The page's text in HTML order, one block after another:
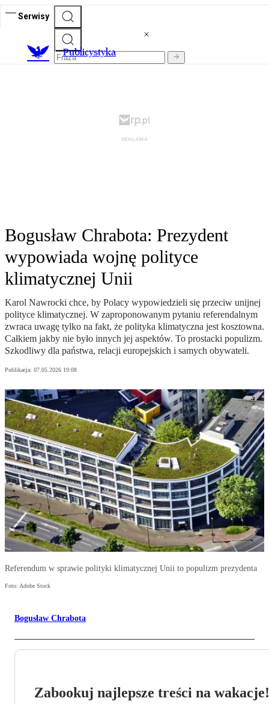
Serwisy
Publicystyka
Bogusław Chrabota: Prezydent
wypowiada wojnę polityce
klimatycznej Unii
Karol Nawrocki chce, by Polacy wypowiedzieli się przeciw unijnej
polityce klimatycznej. W zaproponowanym pytaniu referendalnym
zwraca uwagę tylko na fakt, że polityka klimatyczna jest kosztowna.
Całkiem jakby nie było innych jej aspektów. To prostacki populizm.
Szkodliwy dla państwa, relacji europejskich i samych obywateli.
Publikacja: 07.05.2026 19:08
Referendum w sprawie polityki klimatycznej Unii to populizm prezydenta
Foto: Adobe Stock
Bogusław Chrabota
Zabookuj najlepsze treści na wakacje!